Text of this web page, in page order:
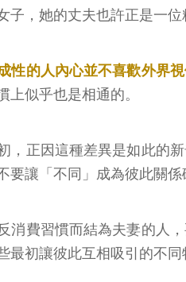
子，她的丈夫也許正是一位
性的人內心並不喜歡外界
上似乎也是相通的。
，正因這種差異是如此的
要讓「不同」成為彼此關係
消費習慣而結為夫妻的人
最初讓彼此互相吸引的不